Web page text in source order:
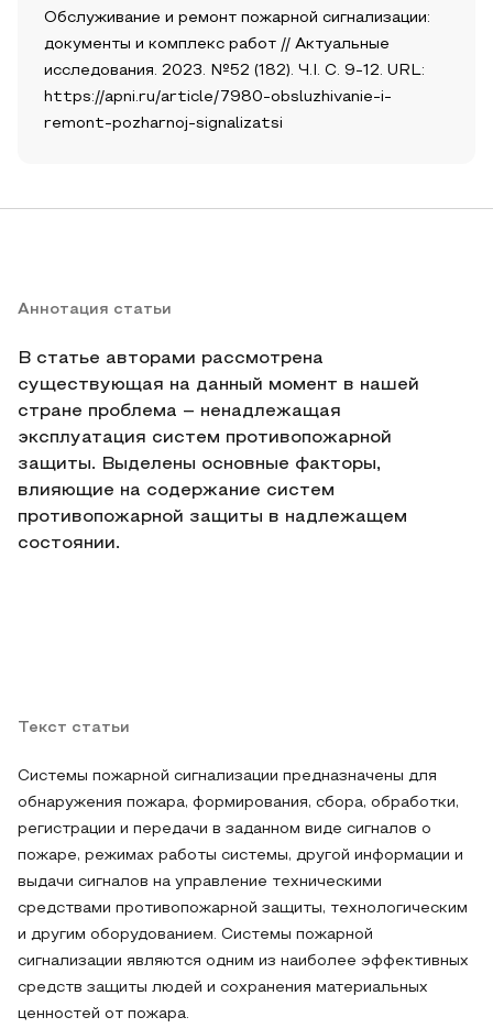
Обслуживание и ремонт пожарной сигнализации:
документы и комплекс работ // Актуальные
исследования. 2023. №52 (182). Ч.I. С. 9-12. URL:
https://apni.ru/article/7980-obsluzhivanie-i-
remont-pozharnoj-signalizatsi
Аннотация статьи
В статье авторами рассмотрена
существующая на данный момент в нашей
стране проблема – ненадлежащая
эксплуатация систем противопожарной
защиты. Выделены основные факторы,
влияющие на содержание систем
противопожарной защиты в надлежащем
состоянии.
Текст статьи
Системы пожарной сигнализации предназначены для
обнаружения пожара, формирования, сбора, обработки,
регистрации и передачи в заданном виде сигналов о
пожаре, режимах работы системы, другой информации и
выдачи сигналов на управление техническими
средствами противопожарной защиты, технологическим
и другим оборудованием. Системы пожарной
сигнализации являются одним из наиболее эффективных
средств защиты людей и сохранения материальных
ценностей от пожара.